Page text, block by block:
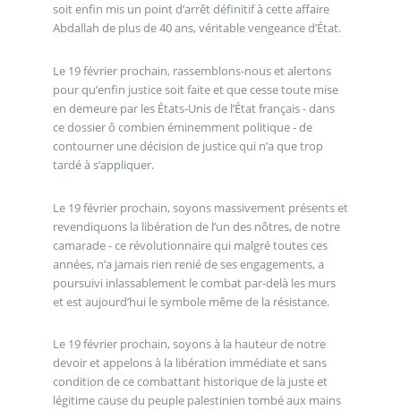
soit enfin mis un point d’arrêt définitif à cette affaire
Abdallah de plus de 40 ans, véritable vengeance d’État.
Le 19 février prochain, rassemblons-nous et alertons
pour qu’enfin justice soit faite et que cesse toute mise
en demeure par les États-Unis de l’État français - dans
ce dossier ô combien éminemment politique - de
contourner une décision de justice qui n’a que trop
tardé à s’appliquer.
Le 19 février prochain, soyons massivement présents et
revendiquons la libération de l’un des nôtres, de notre
camarade - ce révolutionnaire qui malgré toutes ces
années, n’a jamais rien renié de ses engagements, a
poursuivi inlassablement le combat par-delà les murs
et est aujourd’hui le symbole même de la résistance.
Le 19 février prochain, soyons à la hauteur de notre
devoir et appelons à la libération immédiate et sans
condition de ce combattant historique de la juste et
légitime cause du peuple palestinien tombé aux mains